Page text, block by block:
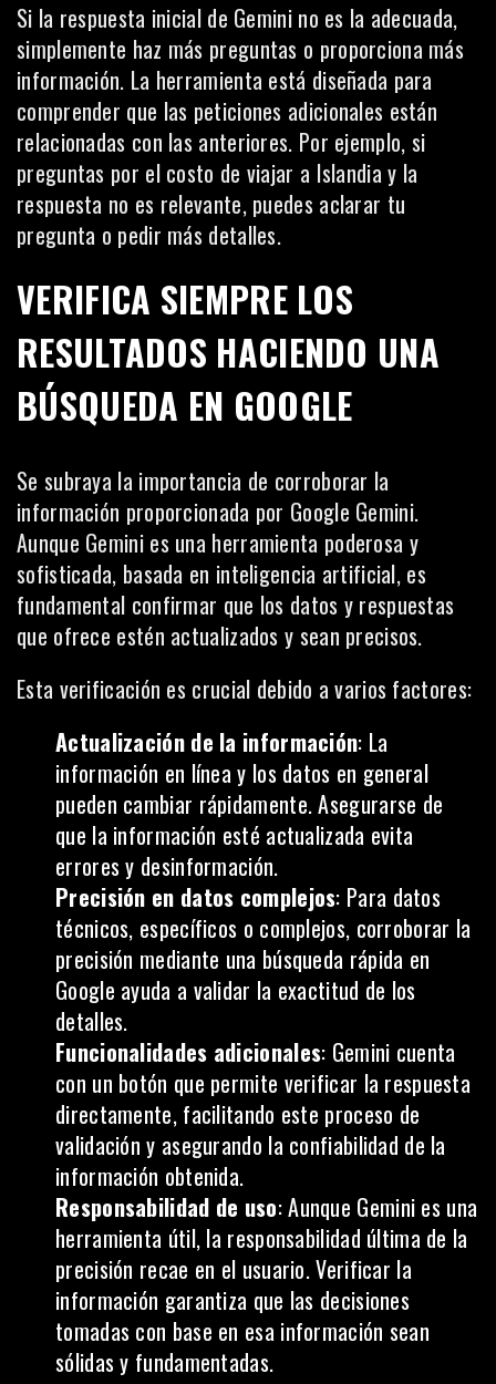
Si la respuesta inicial de Gemini no es la adecuada,
simplemente haz más preguntas o proporciona más
información. La herramienta está diseñada para
comprender que las peticiones adicionales están
relacionadas con las anteriores. Por ejemplo, si
preguntas por el costo de viajar a Islandia y la
respuesta no es relevante, puedes aclarar tu
pregunta o pedir más detalles.
VERIFICA SIEMPRE LOS
RESULTADOS HACIENDO UNA
BÚSQUEDA EN GOOGLE
Se subraya la importancia de corroborar la
información proporcionada por Google Gemini.
Aunque Gemini es una herramienta poderosa y
sofisticada, basada en inteligencia artificial, es
fundamental confirmar que los datos y respuestas
que ofrece estén actualizados y sean precisos.
Esta verificación es crucial debido a varios factores:
Actualización de la información: La
información en línea y los datos en general
pueden cambiar rápidamente. Asegurarse de
que la información esté actualizada evita
errores y desinformación.
Precisión en datos complejos: Para datos
técnicos, específicos o complejos, corroborar la
precisión mediante una búsqueda rápida en
Google ayuda a validar la exactitud de los
detalles.
Funcionalidades adicionales: Gemini cuenta
con un botón que permite verificar la respuesta
directamente, facilitando este proceso de
validación y asegurando la confiabilidad de la
información obtenida.
Responsabilidad de uso: Aunque Gemini es una
herramienta útil, la responsabilidad última de la
precisión recae en el usuario. Verificar la
información garantiza que las decisiones
tomadas con base en esa información sean
sólidas y fundamentadas.